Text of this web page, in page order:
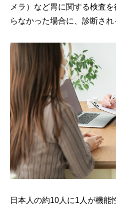
メラ）など胃に関する検査
らなかった場合に、診断され
日本人の約10人に1人が機能